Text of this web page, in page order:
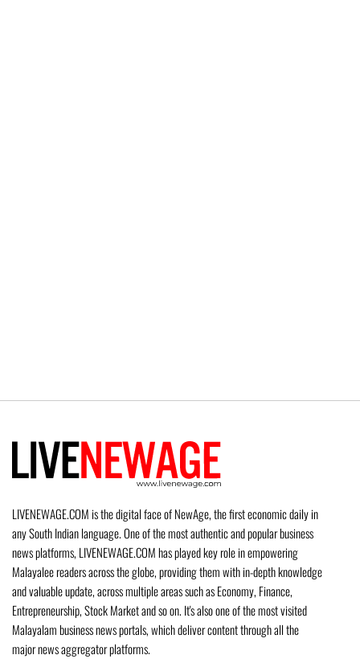
LIVENEWAGE.COM is the digital face of NewAge, the first economic daily in
any South Indian language. One of the most authentic and popular business
news platforms, LIVENEWAGE.COM has played key role in empowering
Malayalee readers across the globe, providing them with in-depth knowledge
and valuable update, across multiple areas such as Economy, Finance,
Entrepreneurship, Stock Market and so on. It's also one of the most visited
Malayalam business news portals, which deliver content through all the
major news aggregator platforms.